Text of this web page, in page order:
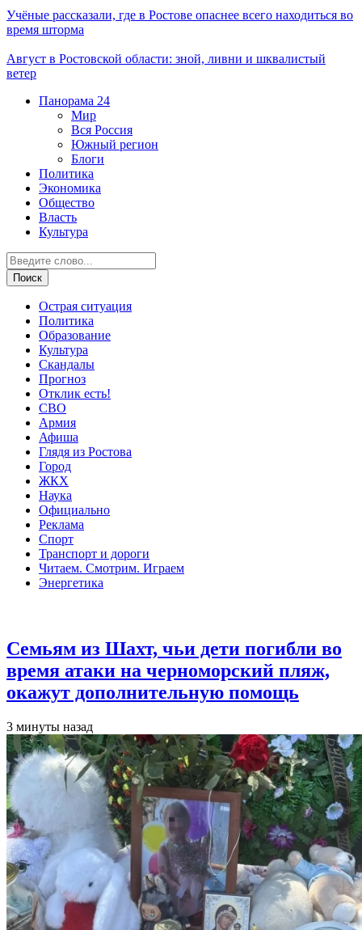
Учёные рассказали, где в Ростове опаснее всего находиться во
время шторма
Август в Ростовской области: зной, ливни и шквалистый
ветер
Панорама 24
Мир
Вся Россия
Южный регион
Блоги
Политика
Экономика
Общество
Власть
Культура
Острая ситуация
Политика
Образование
Культура
Скандалы
Прогноз
Отклик есть!
СВО
Армия
Афиша
Глядя из Ростова
Город
ЖКХ
Наука
Официально
Реклама
Спорт
Транспорт и дороги
Читаем. Смотрим. Играем
Энергетика
Семьям из Шахт, чьи дети погибли во
время атаки на черноморский пляж,
окажут дополнительную помощь
3 минуты назад